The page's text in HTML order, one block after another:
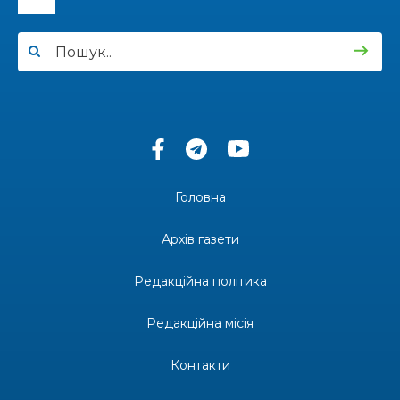
12:00
11:34
Частина ВПО більше не отримає житловий
Бахмутська молодь досліджує Полтаву
Солдат Ігор Ігорович Кравець, позивний
держава досі провалює
Майстер-клас «Троянди» для юних бахмутян
Головна
Архів газети
Редакційна політика
Редакційна місія
Контакти